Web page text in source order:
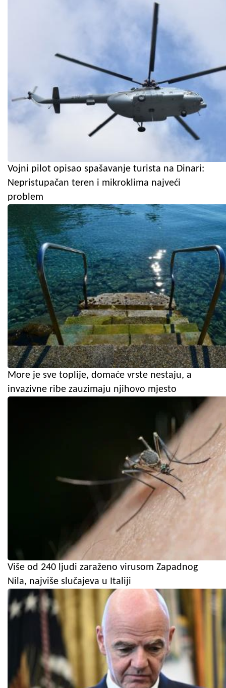
Vojni pilot opisao spašavanje turista na Dinari:
Nepristupačan teren i mikroklima najveći
problem
More je sve toplije, domaće vrste nestaju, a
invazivne ribe zauzimaju njihovo mjesto
Više od 240 ljudi zaraženo virusom Zapadnog
Nila, najviše slučajeva u Italiji